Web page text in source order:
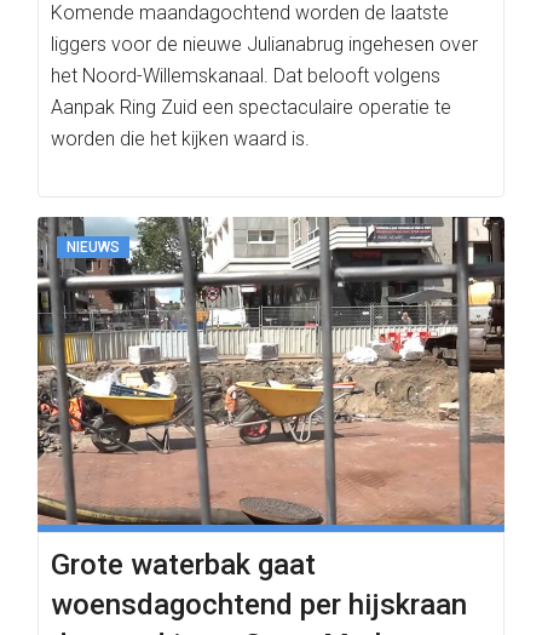
Komende maandagochtend worden de laatste
liggers voor de nieuwe Julianabrug ingehesen over
het Noord-Willemskanaal. Dat belooft volgens
Aanpak Ring Zuid een spectaculaire operatie te
worden die het kijken waard is.
NIEUWS
Grote waterbak gaat
woensdagochtend per hijskraan